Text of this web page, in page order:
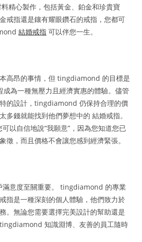
精心製作，包括黃金、鉑金和珍貴寶
戒指還是鑲有耀眼鑽石的戒指，您都可
結婚戒指 可以伴您一生。
高昂的事情，但 tingdiamond 的目標是
成為一種無壓力且經濟實惠的體驗。儘管
的設計，tingdiamond 仍保持合理的價
多錢就能找到他們夢想中的 結婚戒指。
以自信地說“我願意”，因為您知道您已
徵，而且價格不會讓您感到經濟緊張。
意度至關重要。 tingdiamond 的專業
指是一種深刻的個人體驗，他們致力於
。無論您需要選擇完美設計的幫助還是
知識淵博、友善的員工隨時